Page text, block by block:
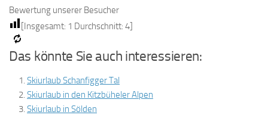
Bewertung unserer Besucher
[Insgesamt: 1 Durchschnitt: 4]
Das könnte Sie auch interessieren:
Skiurlaub Schanfigger Tal
Skiurlaub in den Kitzbüheler Alpen
Skiurlaub in Sölden